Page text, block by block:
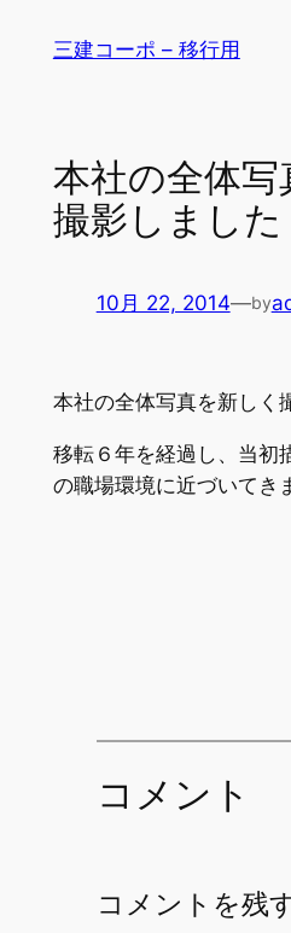
三建コーポ – 移行用
本社の全体写
撮影しました
10月 22, 2014—by
本社の全体写真を新しく
移転６年を経過し、当初
の職場環境に近づいてき
コメント
コメントを残